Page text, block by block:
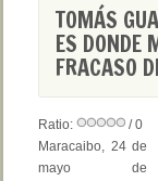
TOMÁS
ES DONDE
FRACASO
Ratio:
/ 0
Maracaibo, 24 de
mayo de